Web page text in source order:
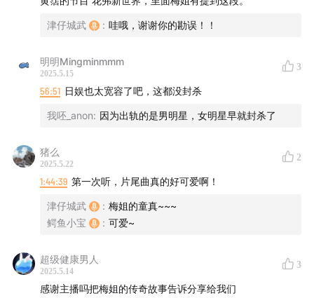
⏰时间轴
【00:24】梅艳芳·香港的女儿的人生，一座城市的故事
】从黄霑的博士论文《粤语流行曲的发展与兴衰，
香港流行音乐研究》理解港乐
【06:18
】鬼魅幽魂、俊俏美女、江湖侠女……梅姐在我们
心中的印象
津仔城武 : 哇哦，谢谢你的勘误！！
明明Mingminmmm
2025.5.15
3
56:51 日娱也太宽容了吧，这都没封杀
我呸_anon: 因为出轨的是男明星，女明星早就封杀了
猪么
2025.5.22
2
1:44:39 第一次听，片尾曲真的好可爱啊！
津仔城武 : 梅姐的童真~~~
鳄鱼小宝
: 可爱~
超级健康男人
2025.5.14
3
感谢主播吗把梅姐的传奇故事告诉分享给我们